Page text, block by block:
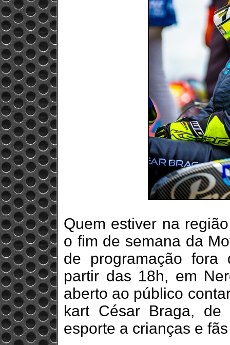
Quem estiver na
o fim de semana da
de programação
partir das 18h, em
aberto ao público
kart César Braga,
esporte a crianças e